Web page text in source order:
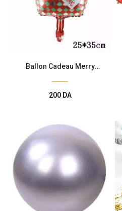
Ballon Cadeau Merry
200 DA